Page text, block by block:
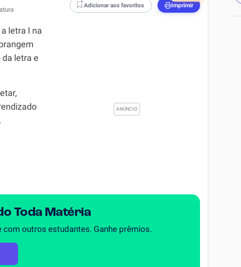
Adicionar aos favoritos Imprimir
letra I na
letra e
Toda Matéria
outros estudantes. Ganhe prêmios.